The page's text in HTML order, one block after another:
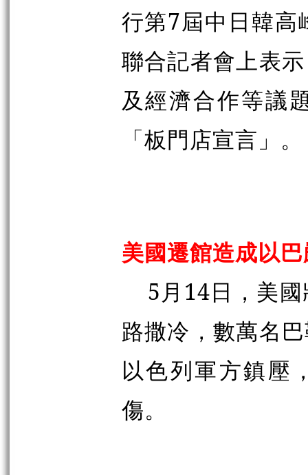
行第7屆中日韓高
聯合記者會上表
及經濟合作等議
「板門店宣言」。
美國遷館造成以
5月14日，美
路撒冷，數萬名
以色列軍方鎮壓
傷。